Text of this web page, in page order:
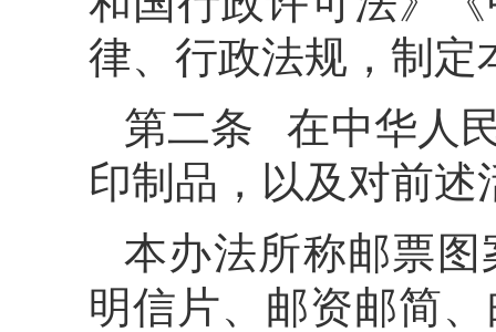
律、行政法规，制定
第二条 在中华人
印制品，以及对前
本办法所称邮票
明信片、邮资邮简